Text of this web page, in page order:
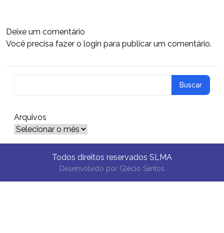
Deixe um comentário
Você precisa fazer o login para publicar um comentário.
Arquivos
Arquivos
Todos direitos reservados SLMA
Desenvolvido por Glécio Santos